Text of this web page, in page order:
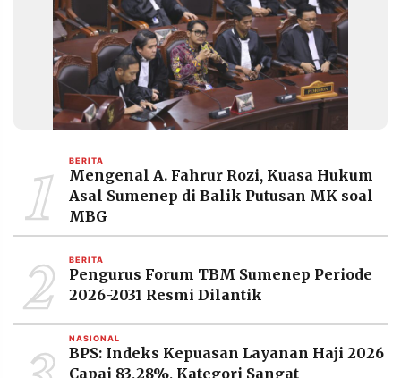
1 BERITA
Mengenal A. Fahrur Rozi, Kuasa Hukum
Asal Sumenep di Balik Putusan MK soal
MBG
2 BERITA
Pengurus Forum TBM Sumenep Periode
2026-2031 Resmi Dilantik
NASIONAL
BPS: Indeks Kepuasan Layanan Haji 2026
Capai 83,28%, Kategori Sangat